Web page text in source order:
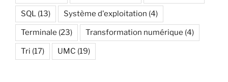
SQL (13) Système d'exploitation (4)
Terminale (23) Transformation numérique (4)
Tri (17) UMC (19)